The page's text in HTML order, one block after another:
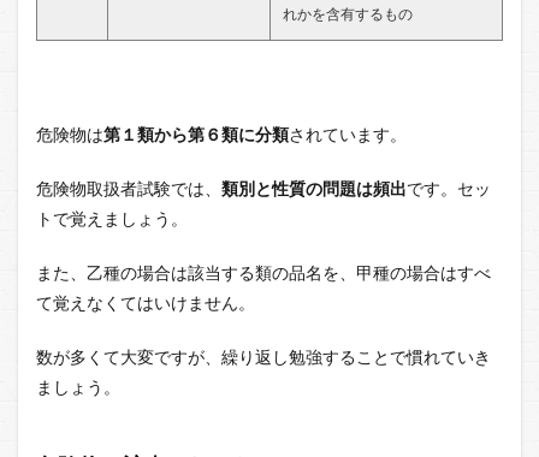
れかを含有するもの
危険物は第１類から第６類に分類されています。
危険物取扱者試験では、 類別と性質の問題は頻出です。セッ
トで覚えましょう。
また、乙種の場合は該当する類の品名を、甲種の場合はすべ
て覚えなくてはいけません。
数が多くて大変ですが、繰り返し勉強することで慣れていき
ましょう。